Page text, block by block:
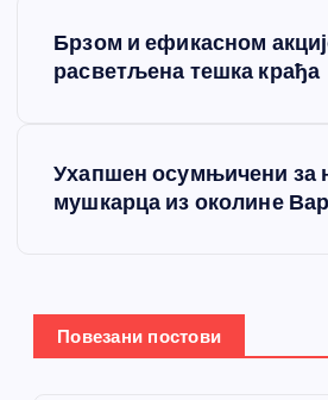
њ
е
Брзом и ефикасном
расветљена тешка крађа
Ухапшен осумњичени за
мушкарца из околине
Повезани постови